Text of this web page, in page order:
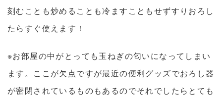
刻むことも炒めることも冷ますこともせずすりおろし
たらすぐ使えます！
※お部屋の中がとっても玉ねぎの匂いになってしまい
ます。ここが欠点ですが最近の便利グッズでおろし器
が密閉されているものもあるのでそれでしたらとても